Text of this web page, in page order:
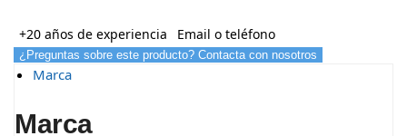
+20 años de experiencia Email o teléfono
¿Preguntas sobre este producto? Contacta con nosotros
Marca
Marca